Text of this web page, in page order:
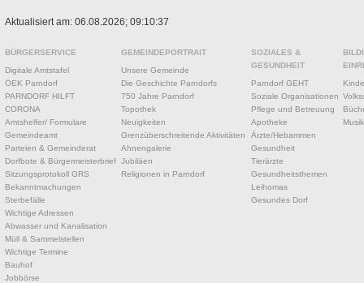
Aktualisiert am: 06.08.2026; 09:10:37
BÜRGERSERVICE
Digitale Amtstafel
ÖEK Parndorf
PARNDORF HILFT
CORONA
Amtshelfer/ Formulare
Gemeindeamt
Parteien & Gemeinderat
Dorfbote & Bürgermeisterbrief
Sitzungsprotokoll GRS
Bekanntmachungen
Sterbefälle
Wichtige Adressen
Abwasser und Kanalisation
Müll & Sammelstellen
Wichtige Termine
Bauhof
Jobbörse
GEMEINDEPORTRAIT
Unsere Gemeinde
Die Geschichte Parndorfs
750 Jahre Parndorf
Topothek
Neuigkeiten
Grenzüberschreitende Aktivitäten
Ahnengalerie
Jubiläen
Religionen in Parndorf
SOZIALES &
GESUNDHEIT
Parndorf GEHT
Soziale Organisationen
Pflege und Betreuung
Apotheke
Ärzte/Hebammen
Gesundheit
Tierärzte
Gesundheitsthemen
Leihomas
Gesundes Dorf